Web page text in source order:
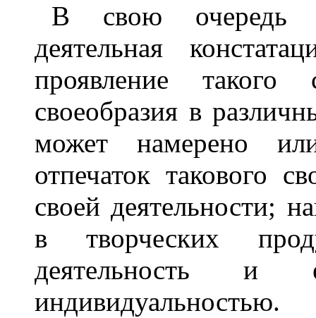
В свою очередь
деятельная
проявление такого
своеобразия в
может намерено
отпечаток такового
своей деятельности;
в творческих
деятельность и
индивидуальностью.